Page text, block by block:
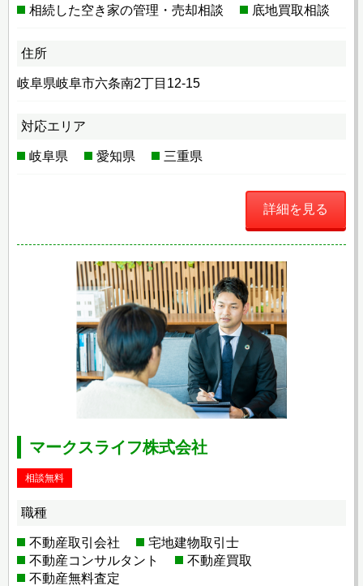
相続した空き家の管理・売却相談
底地買取相談
住所
岐阜県岐阜市六条南2丁目12-15
対応エリア
岐阜県 愛知県 三重県
詳細を見る
マークスライフ株式会社
相談無料
職種
不動産取引会社
宅地建物取引士
不動産コンサルタント
不動産買取
不動産無料査定